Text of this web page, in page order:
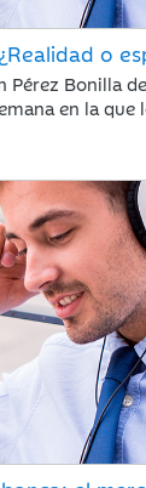
o
Pérez Bonilla
en la que
fuego han
al conflicto.